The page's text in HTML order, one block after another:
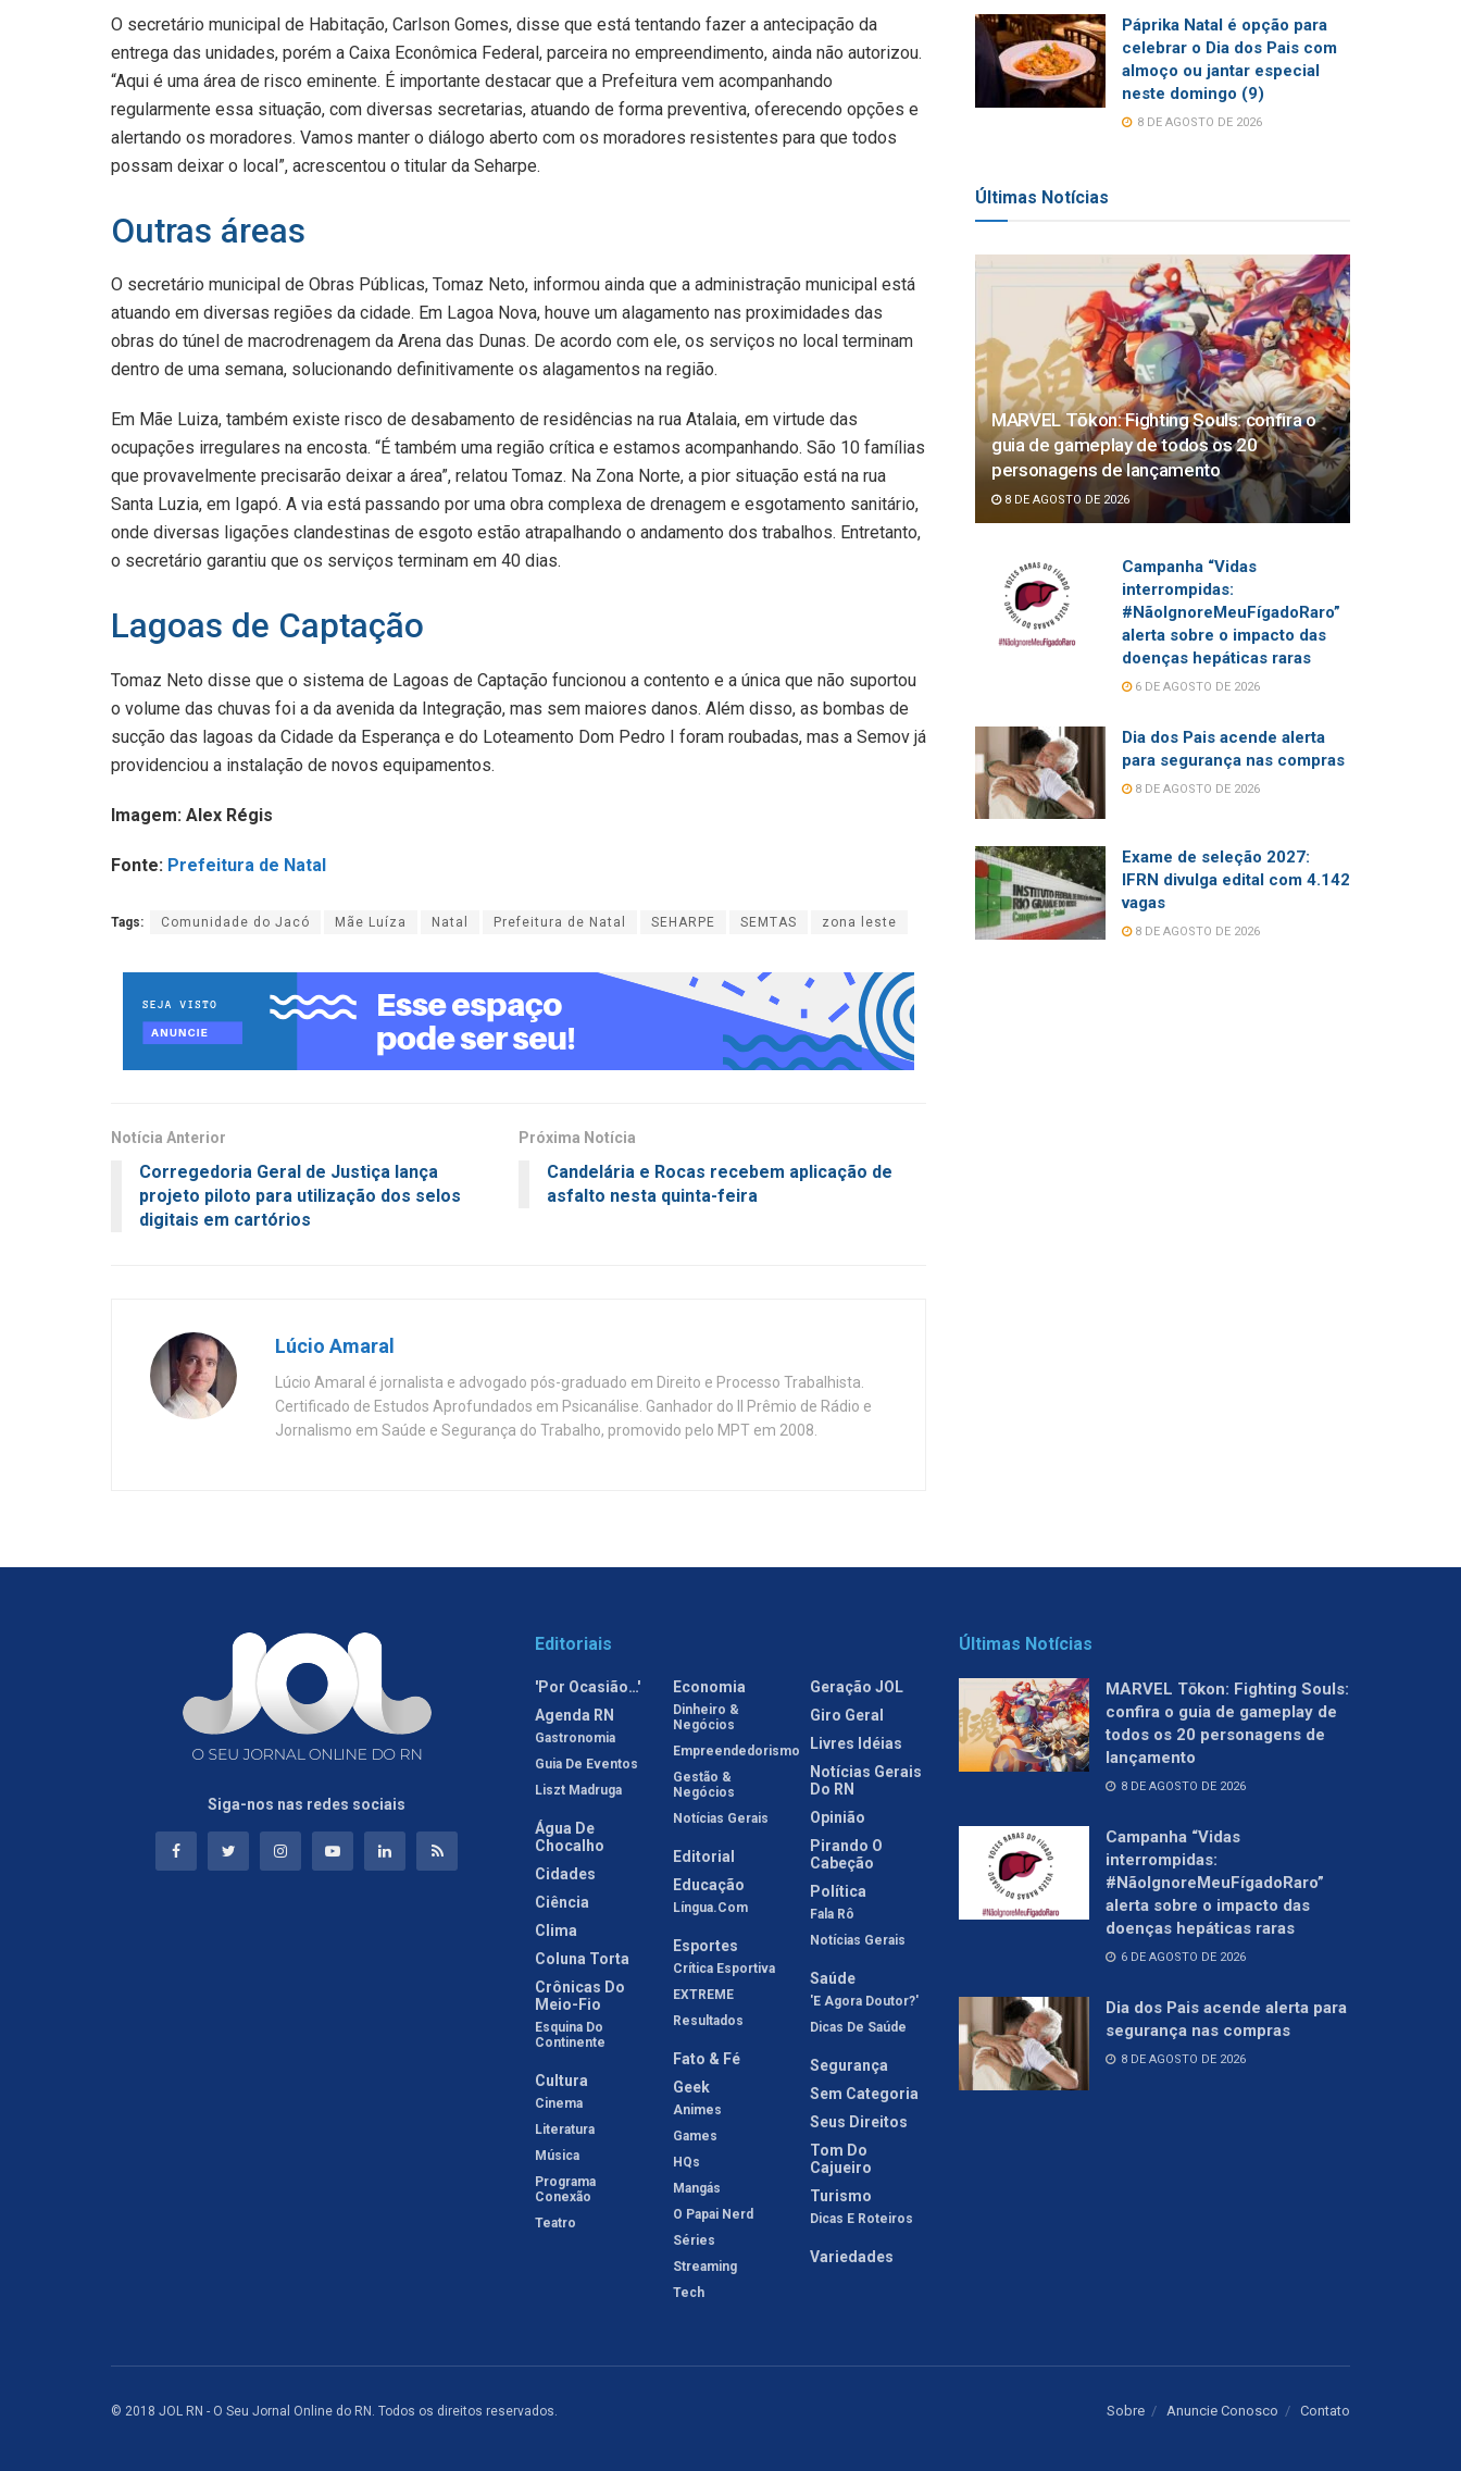
O secretário municipal de Habitação, Carlson Gomes, disse que está tentando fazer a antecipação da
entrega das unidades, porém a Caixa Econômica Federal, parceira no empreendimento, ainda não autorizou.
“Aqui é uma área de risco eminente. É importante destacar que a Prefeitura vem acompanhando
regularmente essa situação, com diversas secretarias, atuando de forma preventiva, oferecendo opções e
alertando os moradores. Vamos manter o diálogo aberto com os moradores resistentes para que todos
possam deixar o local”, acrescentou o titular da Seharpe.
Outras áreas
O secretário municipal de Obras Públicas, Tomaz Neto, informou ainda que a administração municipal está
atuando em diversas regiões da cidade. Em Lagoa Nova, houve um alagamento nas proximidades das
obras do túnel de macrodrenagem da Arena das Dunas. De acordo com ele, os serviços no local terminam
dentro de uma semana, solucionando definitivamente os alagamentos na região.
Em Mãe Luiza, também existe risco de desabamento de residências na rua Atalaia, em virtude das
ocupações irregulares na encosta. “É também uma região crítica e estamos acompanhando. São 10 famílias
que provavelmente precisarão deixar a área”, relatou Tomaz. Na Zona Norte, a pior situação está na rua
Santa Luzia, em Igapó. A via está passando por uma obra complexa de drenagem e esgotamento sanitário,
onde diversas ligações clandestinas de esgoto estão atrapalhando o andamento dos trabalhos. Entretanto,
o secretário garantiu que os serviços terminam em 40 dias.
Lagoas de Captação
Tomaz Neto disse que o sistema de Lagoas de Captação funcionou a contento e a única que não suportou
o volume das chuvas foi a da avenida da Integração, mas sem maiores danos. Além disso, as bombas de
sucção das lagoas da Cidade da Esperança e do Loteamento Dom Pedro I foram roubadas, mas a Semov já
providenciou a instalação de novos equipamentos.
Imagem: Alex Régis
Fonte: Prefeitura de Natal
Tags: Comunidade do Jacó Mãe Luíza Natal Prefeitura de Natal SEHARPE SEMTAS zona leste
Notícia Anterior
Corregedoria Geral de Justiça lança
projeto piloto para utilização dos selos
digitais em cartórios
Próxima Notícia
Candelária e Rocas recebem aplicação de
asfalto nesta quinta-feira
Lúcio Amaral
Lúcio Amaral é jornalista e advogado pós-graduado em Direito e Processo Trabalhista.
Certificado de Estudos Aprofundados em Psicanálise. Ganhador do II Prêmio de Rádio e
Jornalismo em Saúde e Segurança do Trabalho, promovido pelo MPT em 2008.
Páprika Natal é opção para
celebrar o Dia dos Pais com
almoço ou jantar especial
neste domingo (9)
8 DE AGOSTO DE 2026
Últimas Notícias
MARVEL Tōkon: Fighting Souls: confira o
guia de gameplay de todos os 20
personagens de lançamento
8 DE AGOSTO DE 2026
Campanha “Vidas
interrompidas:
#NãoIgnoreMeuFígadoRaro”
alerta sobre o impacto das
doenças hepáticas raras
6 DE AGOSTO DE 2026
Dia dos Pais acende alerta
para segurança nas compras
8 DE AGOSTO DE 2026
Exame de seleção 2027:
IFRN divulga edital com 4.142
vagas
8 DE AGOSTO DE 2026
Siga-nos nas redes sociais
Editoriais
'Por Ocasião…'
Agenda RN
Gastronomia
Guia De Eventos
Liszt Madruga
Água De
Chocalho
Cidades
Ciência
Clima
Coluna Torta
Crônicas Do
Meio-Fio
Esquina Do
Continente
Cultura
Cinema
Literatura
Música
Programa
Conexão
Teatro
Economia
Dinheiro &
Negócios
Empreendedorismo
Gestão &
Negócios
Notícias Gerais
Editorial
Educação
Língua.com
Esportes
Crítica Esportiva
EXTREME
Resultados
Fato & Fé
Geek
Animes
Games
HQs
Mangás
O Papai Nerd
Séries
Streaming
Tech
Geração JOL
Giro Geral
Livres Idéias
Notícias Gerais
Do RN
Opinião
Pirando O
Cabeção
Política
Fala Rô
Notícias Gerais
Saúde
'E Agora Doutor?'
Dicas De Saúde
Segurança
Sem Categoria
Seus Direitos
Tom Do
Cajueiro
Turismo
Dicas E Roteiros
Variedades
Últimas Notícias
MARVEL Tōkon: Fighting Souls:
confira o guia de gameplay de
todos os 20 personagens de
lançamento
8 DE AGOSTO DE 2026
Campanha “Vidas
interrompidas:
#NãoIgnoreMeuFígadoRaro”
alerta sobre o impacto das
doenças hepáticas raras
6 DE AGOSTO DE 2026
Dia dos Pais acende alerta para
segurança nas compras
8 DE AGOSTO DE 2026
Sobre Anuncie Conosco Contato
© 2018 JOL RN - O Seu Jornal Online do RN. Todos os direitos reservados.